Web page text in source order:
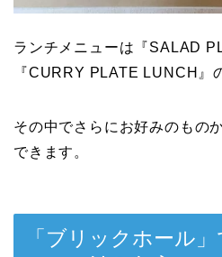
ランチメニューは『SALAD
『CURRY PLATE LUNCH』
その中でさらにお好みのもの
できます。
「ブリックホール